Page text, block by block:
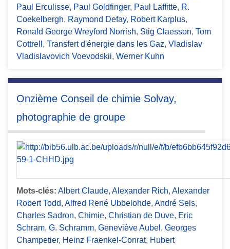
Paul Erculisse, Paul Goldfinger, Paul Laffitte, R.
Coekelbergh, Raymond Defay, Robert Karplus,
Ronald George Wreyford Norrish, Stig Claesson, Tom
Cottrell , Transfert d'énergie dans les Gaz, Vladislav
Vladislavovich Voevodskii, Werner Kuhn
Onzième Conseil de chimie Solvay,
photographie de groupe
Mots-clés: Albert Claude, Alexander Rich, Alexander
Robert Todd, Alfred René Ubbelohde, André Sels,
Charles Sadron, Chimie, Christian de Duve, Eric
Schram, G. Schramm, Geneviève Aubel , Georges
Champetier, Heinz Fraenkel-Conrat, Hubert